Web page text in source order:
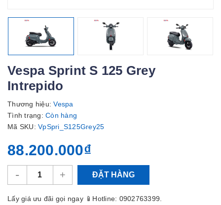
Vespa Sprint S 125 Grey
Intrepido
Thương hiệu: Vespa
Tình trạng: Còn hàng
Mã SKU: VpSpri_S125Grey25
88.200.000₫
- + ĐẶT HÀNG
Lấy giá ưu đãi gọi ngay 📱Hotline: 0902763399.